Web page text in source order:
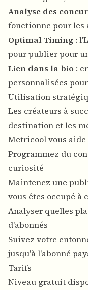
Analyse des
fonctionne pour les
Optimal Timing :
pour publier pour
Lien dans la bio :
personnalisées
Utilisation
Les créateurs à
destination et les
Metricool vous aide
Programmez du
curiosité
Maintenez une
vous êtes occupé à
Analyser quelles
d'abonnés
Suivez votre
jusqu'à l'abonné
Tarifs
Niveau gratuit